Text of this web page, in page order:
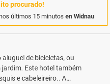
procurado!
últimos 15 minutos en Widnau
de bicicletas, ou
Este hotel também
e cabeleireiro.. A